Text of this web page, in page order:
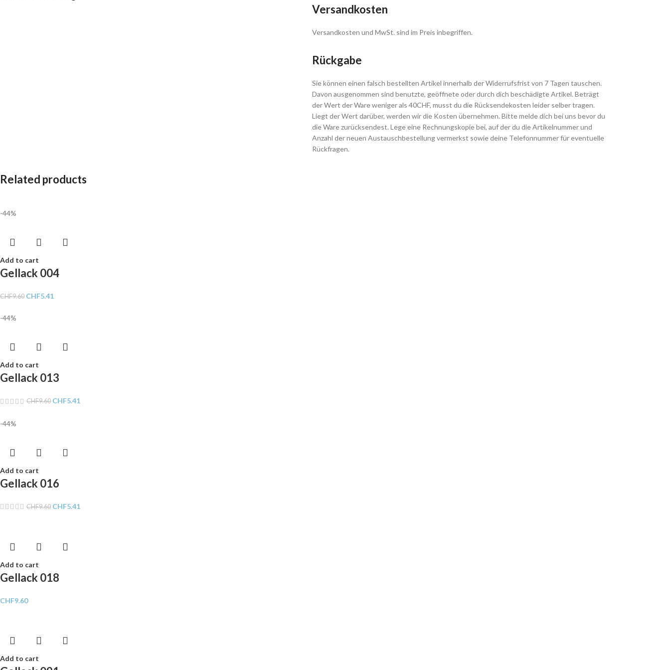
Versandkosten
Versandkosten und MwSt. sind im Preis inbegriffen.
Rückgabe
Sie können einen falsch bestellten Artikel innerhalb der Widerrufsfrist von 7 Tagen tauschen.
Davon ausgenommen sind benutzte, geöffnete oder durch dich beschädigte Artikel. Beträgt
der Wert der Ware weniger als 40CHF, musst du die Rücksendekosten leider selber tragen.
Liegt der Wert darüber, werden wir die Kosten übernehmen. Bitte melde dich bei uns bevor du
die Ware zurücksendest. Lege eine Rechnungskopie bei, auf der du die Artikelnummer und
Anzahl der neuen Austauschbestellung vermerkst sowie deine Telefonnummer für eventuelle
Rückfragen.
Related products
-44%
Add to cart
Gellack 004
CHF9.60 CHF5.41
-44%
Add to cart
Gellack 013
CHF9.60 CHF5.41
-44%
Add to cart
Gellack 016
CHF9.60 CHF5.41
Add to cart
Gellack 018
CHF9.60
Add to cart